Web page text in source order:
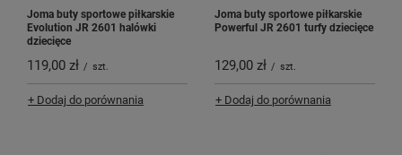
Joma buty sportowe piłkarskie
Evolution JR 2601 halówki
dziecięce
119,00 zł / szt.
+ Dodaj do porównania
Joma buty sportowe piłkarskie
Powerful JR 2601 turfy dziecięce
129,00 zł / szt.
+ Dodaj do porównania